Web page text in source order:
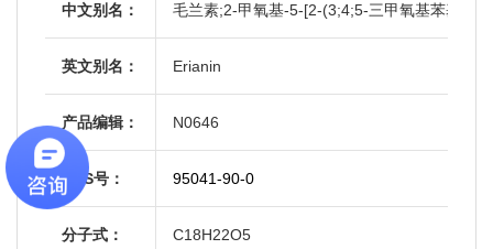
中文别名： 毛兰素;2-甲氧基-5-[2-(3;4;5-三甲氧基苯基)乙
英文别名： Erianin
产品编辑： N0646
CAS号： 95041-90-0
分子式： C18H22O5